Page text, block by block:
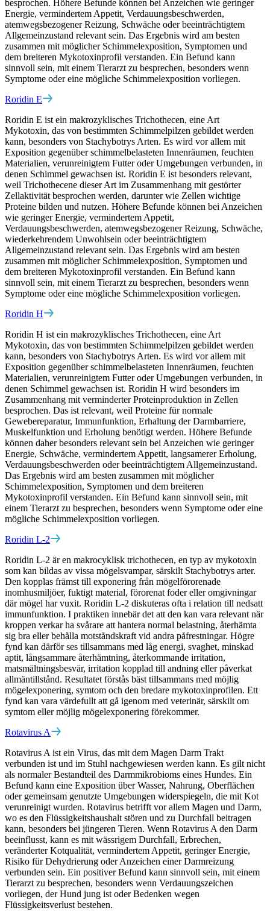
besprochen. Höhere Befunde können bei Anzeichen wie geringer
Energie, vermindertem Appetit, Verdauungsbeschwerden,
atemwegsbezogener Reizung, Schwäche oder beeinträchtigtem
Allgemeinzustand relevant sein. Das Ergebnis wird am besten
zusammen mit möglicher Schimmelexposition, Symptomen und
dem breiteren Mykotoxinprofil verstanden. Ein Befund kann
sinnvoll sein, mit einem Tierarzt zu besprechen, besonders wenn
Symptome oder eine mögliche Schimmelexposition vorliegen.
Roridin E
Roridin E ist ein makrozyklisches Trichothecen, eine Art
Mykotoxin, das von bestimmten Schimmelpilzen gebildet werden
kann, besonders von Stachybotrys Arten. Es wird vor allem mit
Exposition gegenüber schimmelbelasteten Innenräumen, feuchten
Materialien, verunreinigtem Futter oder Umgebungen verbunden, in
denen Schimmel gewachsen ist. Roridin E ist besonders relevant,
weil Trichothecene dieser Art im Zusammenhang mit gestörter
Zellaktivität besprochen werden, darunter wie Zellen wichtige
Proteine bilden und nutzen. Höhere Befunde können bei Anzeichen
wie geringer Energie, vermindertem Appetit,
Verdauungsbeschwerden, atemwegsbezogener Reizung, Schwäche,
wiederkehrendem Unwohlsein oder beeinträchtigtem
Allgemeinzustand relevant sein. Das Ergebnis wird am besten
zusammen mit möglicher Schimmelexposition, Symptomen und
dem breiteren Mykotoxinprofil verstanden. Ein Befund kann
sinnvoll sein, mit einem Tierarzt zu besprechen, besonders wenn
Symptome oder eine mögliche Schimmelexposition vorliegen.
Roridin H
Roridin H ist ein makrozyklisches Trichothecen, eine Art
Mykotoxin, das von bestimmten Schimmelpilzen gebildet werden
kann, besonders von Stachybotrys Arten. Es wird vor allem mit
Exposition gegenüber schimmelbelasteten Innenräumen, feuchten
Materialien, verunreinigtem Futter oder Umgebungen verbunden, in
denen Schimmel gewachsen ist. Roridin H wird besonders im
Zusammenhang mit verminderter Proteinproduktion in Zellen
besprochen. Das ist relevant, weil Proteine für normale
Gewebereparatur, Immunfunktion, Erhaltung der Darmbarriere,
Muskelfunktion und Erholung benötigt werden. Höhere Befunde
können daher besonders relevant sein bei Anzeichen wie geringer
Energie, Schwäche, vermindertem Appetit, langsamerer Erholung,
Verdauungsbeschwerden oder beeinträchtigtem Allgemeinzustand.
Das Ergebnis wird am besten zusammen mit möglicher
Schimmelexposition, Symptomen und dem breiteren
Mykotoxinprofil verstanden. Ein Befund kann sinnvoll sein, mit
einem Tierarzt zu besprechen, besonders wenn Symptome oder eine
mögliche Schimmelexposition vorliegen.
Roridin L-2
Roridin L-2 är en makrocyklisk trichothecen, en typ av mykotoxin
som kan bildas av vissa mögelsvampar, särskilt Stachybotrys arter.
Den kopplas främst till exponering från mögelförorenade
inomhusmiljöer, fuktigt material, förorenat foder eller omgivningar
där mögel har vuxit. Roridin L-2 diskuteras ofta i relation till nedsatt
immunfunktion. I praktiken innebär det att den kan vara relevant när
kroppen verkar ha svårare att hantera normal belastning, återhämta
sig bra eller behålla motståndskraft vid andra påfrestningar. Högre
fynd kan därför ses tillsammans med låg energi, svaghet, minskad
aptit, långsammare återhämtning, återkommande irritation,
matsmältningsbesvär, irritation kopplad till andning eller påverkat
allmäntillstånd. Resultatet förstås bäst tillsammans med möjlig
mögelexponering, symtom och den bredare mykotoxinprofilen. Ett
fynd kan vara värdefullt att gå igenom med veterinär, särskilt om
symtom eller möjlig mögelexponering förekommer.
Rotavirus A
Rotavirus A ist ein Virus, das mit dem Magen Darm Trakt
verbunden ist und im Stuhl nachgewiesen werden kann. Es gilt nicht
als normaler Bestandteil des Darmmikrobioms eines Hundes. Ein
Befund kann eine Exposition über Wasser, Nahrung, Oberflächen
oder gemeinsam genutzte Umgebungen widerspiegeln, die mit Kot
verunreinigt wurden. Rotavirus betrifft vor allem Magen und Darm,
wo es den Flüssigkeitshaushalt stören und zu Durchfall beitragen
kann, besonders bei jüngeren Tieren. Wenn Rotavirus A den Darm
beeinflusst, kann es mit wässrigem Durchfall, Erbrechen,
veränderter Kotqualität, vermindertem Appetit, geringer Energie,
Risiko für Dehydrierung oder Anzeichen einer Darmreizung
verbunden sein. Ein positiver Befund kann sinnvoll sein, mit einem
Tierarzt zu besprechen, besonders wenn Verdauungszeichen
vorliegen, der Hund jung ist oder Bedenken wegen
Flüssigkeitsverlust bestehen.